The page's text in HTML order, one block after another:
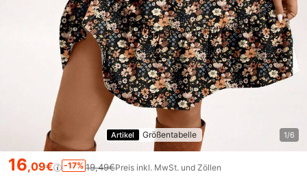
Artikel Größentabelle 1/6
16,09€ -17% 19,49€Preis inkl. MwSt. und Zöllen